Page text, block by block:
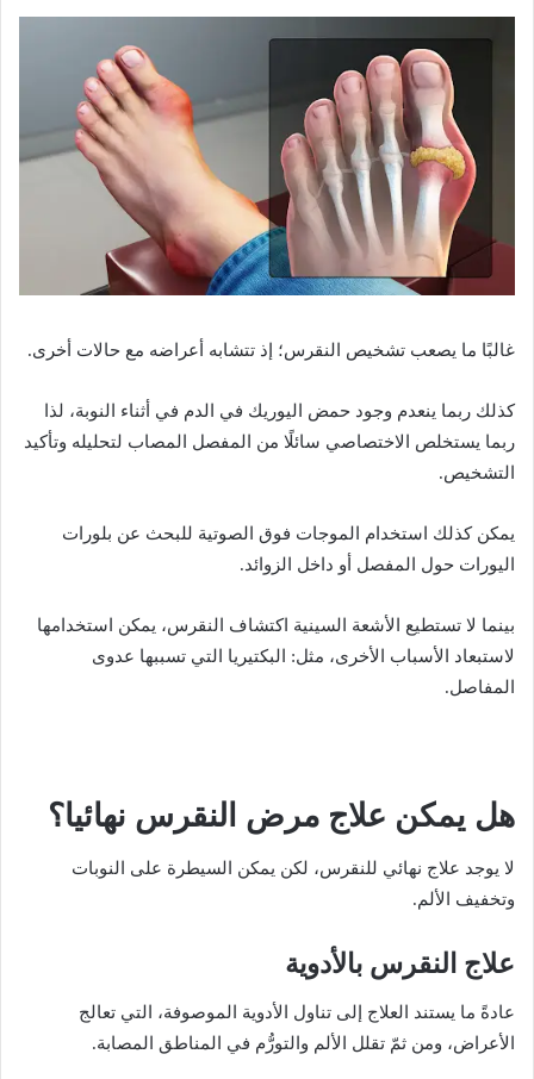
غالبًا ما يصعب تشخيص النقرس؛ إذ تتشابه أعراضه مع حالات أخرى.
كذلك ربما ينعدم وجود حمض اليوريك في الدم في أثناء النوبة، لذا
ربما يستخلص الاختصاصي سائلًا من المفصل المصاب لتحليله وتأكيد
التشخيص.
يمكن كذلك استخدام الموجات فوق الصوتية للبحث عن بلورات
اليورات حول المفصل أو داخل الزوائد.
بينما لا تستطيع الأشعة السينية اكتشاف النقرس، يمكن استخدامها
لاستبعاد الأسباب الأخرى، مثل: البكتيريا التي تسببها عدوى
المفاصل.
هل يمكن علاج مرض النقرس نهائيا؟
لا يوجد علاج نهائي للنقرس، لكن يمكن السيطرة على النوبات
وتخفيف الألم.
علاج النقرس بالأدوية
عادةً ما يستند العلاج إلى تناول الأدوية الموصوفة، التي تعالج
الأعراض، ومن ثمّ تقلل الألم والتورُّم في المناطق المصابة.